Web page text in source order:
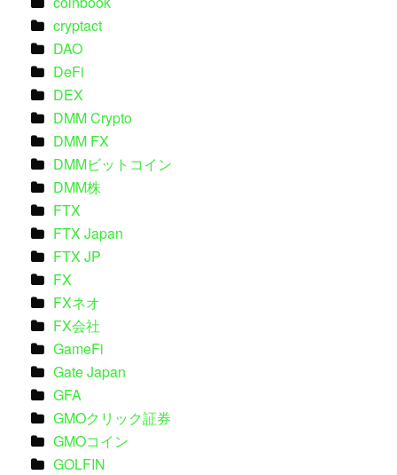
cryptact
DAO
DeFi
DEX
DMM Crypto
DMM FX
DMMビットコイン
DMM株
FTX
FTX Japan
FTX JP
FX
FXネオ
FX会社
GameFi
Gate Japan
GFA
GMOクリック証券
GMOコイン
GOLFIN